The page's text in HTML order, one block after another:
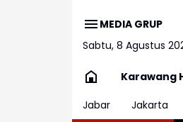
MEDIA GRUP
Sabtu, 8 Agustus
Karawang
Jabar
Jakarta